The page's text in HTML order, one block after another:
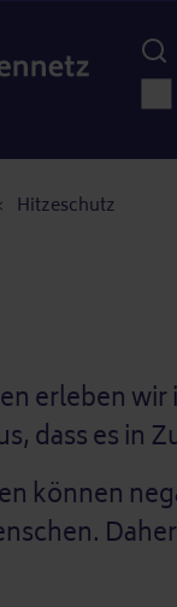
Hitzeschutz
erleben
dass es in
können